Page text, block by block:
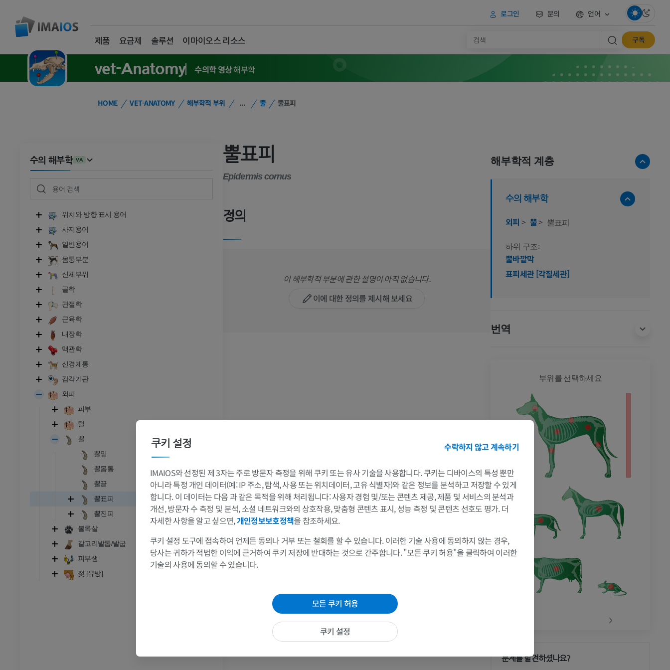
로그인 문의 언어
제품 요금제 솔루션 이마이오스 리소스 구독
vet-Anatomy 수의학 영상해부학
HOME VET-ANATOMY 해부학적 부위 ... 뿔 뿔표피
수의 해부학 VA
위치와 방향 표시 용어
사지용어
일반용어
몸통부분
신체부위
골학
관절학
근육학
내장학
맥관학
신경계통
감각기관
외피
피부
털
뿔
뿔밑
뿔몸통
뿔끝
뿔표피
뿔진피
볼록살
갈고리발톱/발굽
피부샘
젖 [유방]
뿔표피
Epidermis cornus
정의
이 해부학적 부분에 관한 설명이 아직 없습니다.
이에 대한 정의를 제시해 보세요
해부학적 계층
수의 해부학
외피 > 뿔> 뿔표피
하위 구조:
뿔바깥막
표피세관 [각질세관]
번역
소
방사선 사진
무료
말 - 앞발목
CT
말 - 발굽
프리미엄
부위를 선택하세요
›
문제를 발견하셨나요?
쿠키 설정 수락하지 않고 계속하기
IMAIOS와 선정된 제 3자는 주로 방문자 측정을 위해 쿠키 또는 유사 기술을 사용합니다. 쿠키는 디바이스의 특성 뿐만
아니라 특정 개인 데이터(예: IP 주소, 탐색, 사용 또는 위치데이터, 고유 식별자)와 같은 정보를 분석하고 저장할 수 있게
합니다. 이 데이터는 다음 과 같은 목적을 위해 처리됩니다: 사용자 경험 및/또는 콘텐츠 제공, 제품 및 서비스의 분석과
개선, 방문자 수 측정 및 분석, 소셜 네트워크와의 상호작용, 맞춤형 콘텐츠 표시, 성능 측정 및 콘텐츠 선호도 평가. 더
자세한 사항을 알고 싶으면,개인정보보호정책을 참조하세요.
쿠키 설정 도구에 접속하여 언제든 동의나 거부 또는 철회를 할 수 있습니다. 이러한 기술 사용에 동의하지 않는 경우,
당사는 귀하가 적법한 이익에 근거하여 쿠키 저장에 반대하는 것으로 간주합니다. "모든 쿠키 허용"을 클릭하여 이러한
기술의 사용에 동의할 수 있습니다.
모든 쿠키 허용
쿠키 설정